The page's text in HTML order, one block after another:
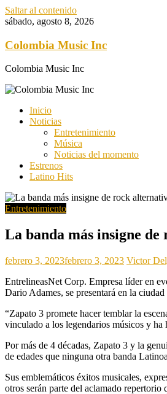
Saltar al contenido
sábado, agosto 8, 2026
Colombia Music Inc
Colombia Music Inc
Inicio
Noticias
Entretenimiento
Música
Noticias del momento
Estrenos
Latino Hits
Entretenimiento
La banda más insigne
febrero 3, 2023febrero 3, 2023 Victor
EntrelineasNet Corp. Empresa líder en
Dario Adames, se presentará en la
“Zapato 3 promete hacer temblar la
vinculado a los legendarios músicos y ha
Por más de 4 décadas, Zapato 3 y la
de edades que ninguna otra banda
Sus emblemáticos éxitos musicales,
otros serán parte del aclamado